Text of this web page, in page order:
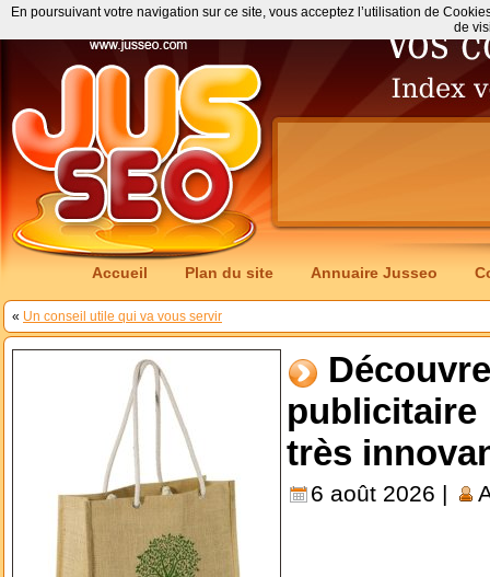
Accueil Plan du site Annuaire Jusseo
« Un conseil utile qui va vous servir
publicitaire
très
6 août 2026 |
En poursuivant votre navigation sur ce site, vous acceptez l’utilisation de
de